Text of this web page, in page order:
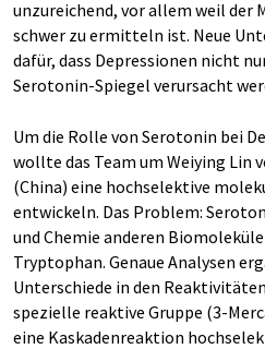
unzureichend, vor allem weil der
schwer zu ermitteln ist. Neue
dafür, dass Depressionen nicht
Serotonin-Spiegel verursacht
Um die Rolle von Serotonin bei
wollte das Team um Weiying Lin
(China) eine hochselektive
entwickeln. Das Problem:
und Chemie anderen
Tryptophan. Genaue Analysen
Unterschiede in den
spezielle reaktive Gruppe (3-
eine Kaskadenreaktion